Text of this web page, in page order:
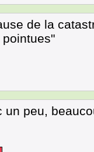
de la
un peu,